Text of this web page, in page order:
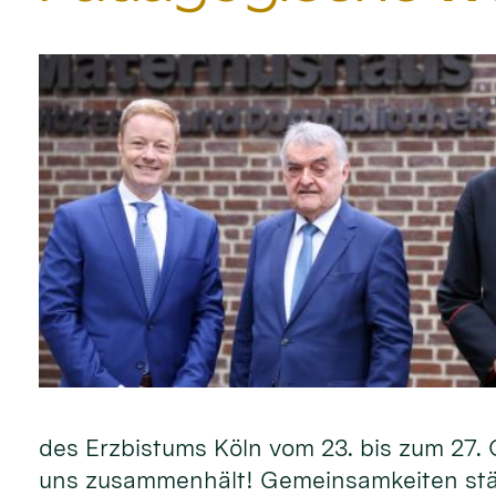
des Erz­bistums Köln vom 23. bis zum
uns zu­sammen­hält! Ge­mein­sam­keiten